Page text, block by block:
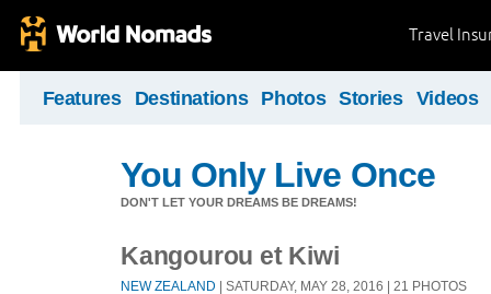
Travel
Features Destinations Photos Stories Videos
You Only Live Once
DON'T LET YOUR DREAMS BE DREAMS!
Kangourou et Kiwi
NEW ZEALAND | SATURDAY, MAY 28, 2016 | 21 PHOTOS